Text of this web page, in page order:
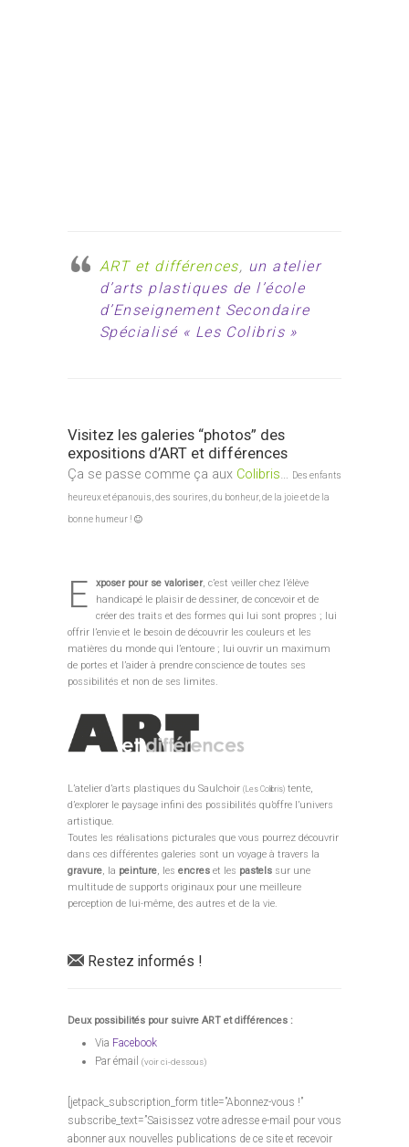
ART et différences, un atelier
d’arts plastiques de l’école
d’Enseignement Secondaire
Spécialisé « Les Colibris »
Visitez les galeries “photos” des
expositions d’ART et différences
Ça se passe comme ça aux Colibris… Des enfants
heureux et épanouis, des sourires, du bonheur, de la joie et de la
bonne humeur !
E xposer pour se valoriser, c’est veiller chez l’élève
handicapé le plaisir de dessiner, de concevoir et de
créer des traits et des formes qui lui sont propres ; lui
offrir l’envie et le besoin de découvrir les couleurs et les
matières du monde qui l’entoure ; lui ouvrir un maximum
de portes et l’aider à prendre conscience de toutes ses
possibilités et non de ses limites.
L’atelier d’arts plastiques du Saulchoir (Les Colibris) tente,
d’explorer le paysage infini des possibilités qu’offre l’univers
artistique.
Toutes les réalisations picturales que vous pourrez découvrir
dans ces différentes galeries sont un voyage à travers la
gravure, la peinture, les encres et les pastels sur une
multitude de supports originaux pour une meilleure
perception de lui-même, des autres et de la vie.
Restez informés !
Deux possibilités pour suivre ART et différences :
Via Facebook
Par émail
(voir ci-dessous)
[jetpack_subscription_form title=”Abonnez-vous !”
subscribe_text=”Saisissez votre adresse e-mail pour vous
abonner aux nouvelles publications de ce site et recevoir